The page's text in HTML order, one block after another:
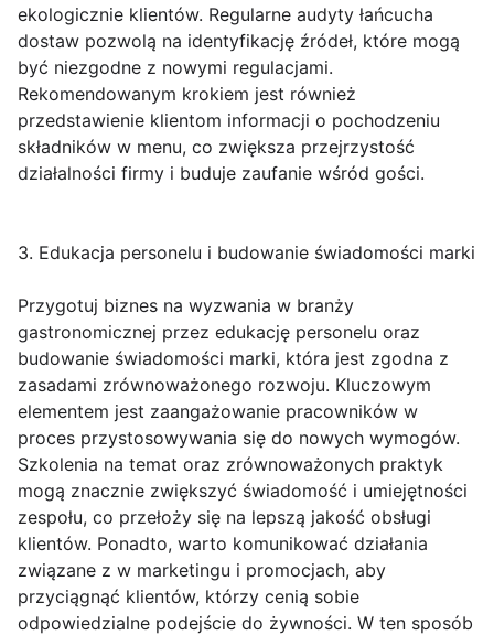
ekologicznie klientów. Regularne audyty łańcucha
dostaw pozwolą na identyfikację źródeł, które mogą
być niezgodne z nowymi regulacjami.
Rekomendowanym krokiem jest również
przedstawienie klientom informacji o pochodzeniu
składników w menu, co zwiększa przejrzystość
działalności firmy i buduje zaufanie wśród gości.
3. Edukacja personelu i budowanie świadomości marki
Przygotuj biznes na wyzwania w branży
gastronomicznej przez edukację personelu oraz
budowanie świadomości marki, która jest zgodna z
zasadami zrównoważonego rozwoju. Kluczowym
elementem jest zaangażowanie pracowników w
proces przystosowywania się do nowych wymogów.
Szkolenia na temat oraz zrównoważonych praktyk
mogą znacznie zwiększyć świadomość i umiejętności
zespołu, co przełoży się na lepszą jakość obsługi
klientów. Ponadto, warto komunikować działania
związane z w marketingu i promocjach, aby
przyciągnąć klientów, którzy cenią sobie
odpowiedzialne podejście do żywności. W ten sposób